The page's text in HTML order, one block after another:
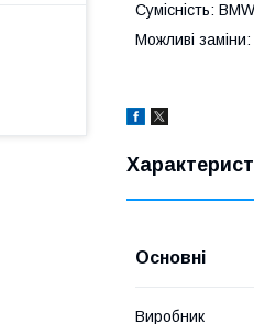
Сумісність:
Можливі заміни:
Основні
Виробник